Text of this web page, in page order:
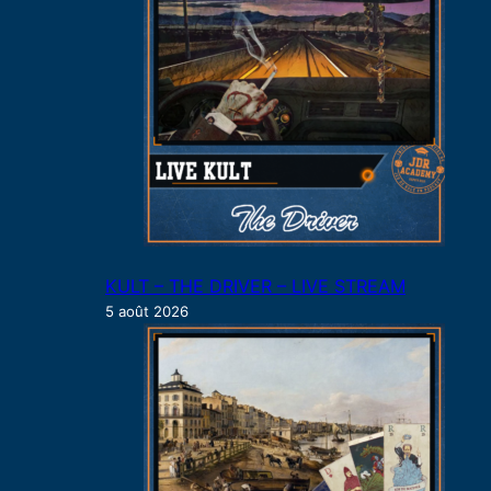
KULT – THE DRIVER – LIVE STREAM
5 août 2026